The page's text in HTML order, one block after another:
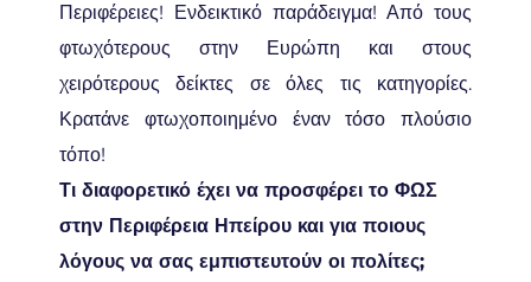
Περιφέρειες! Ενδεικτικό παράδειγμα! Από τους
φτωχότερους στην Ευρώπη και στους
χειρότερους δείκτες σε όλες τις κατηγορίες.
Κρατάνε φτωχοποιημένο έναν τόσο πλούσιο
τόπο!
Τι διαφορετικό έχει να προσφέρει το ΦΩΣ
στην Περιφέρεια Ηπείρου και για ποιους
λόγους να σας εμπιστευτούν οι πολίτες;